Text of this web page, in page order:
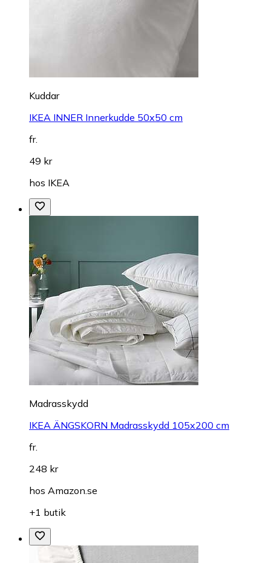
Kuddar
IKEA INNER Innerkudde 50x50 cm
fr.
49 kr
hos IKEA
Madrasskydd
IKEA ÄNGSKORN Madrasskydd 105x200 cm
fr.
248 kr
hos Amazon.se
+1 butik